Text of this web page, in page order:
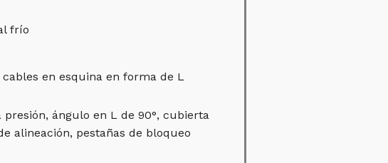
frío
en esquina en forma de L
ángulo en L de 90°, cubierta
alineación, pestañas de bloqueo